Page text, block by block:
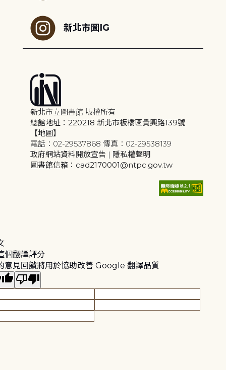
新北市圖IG
新北市立圖書館 版權所有
總館地址：220218 新北市板橋區貴興路139號
【地圖】
電話：02-29537868 傳真：02-29538139
政府網站資料開放宣告 | 隱私權聲明
圖書館信箱：cad2170001@ntpc.gov.tw
個翻譯評分
意見回饋將用於協助改善 Google 翻譯品質